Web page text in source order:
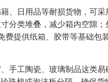
、日用品等耐损货物，可
分类堆叠，减少箱内空隙
提供纸箱、胶带等基础包
手工陶瓷、玻璃制品这类